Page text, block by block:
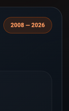
2008 — 2026